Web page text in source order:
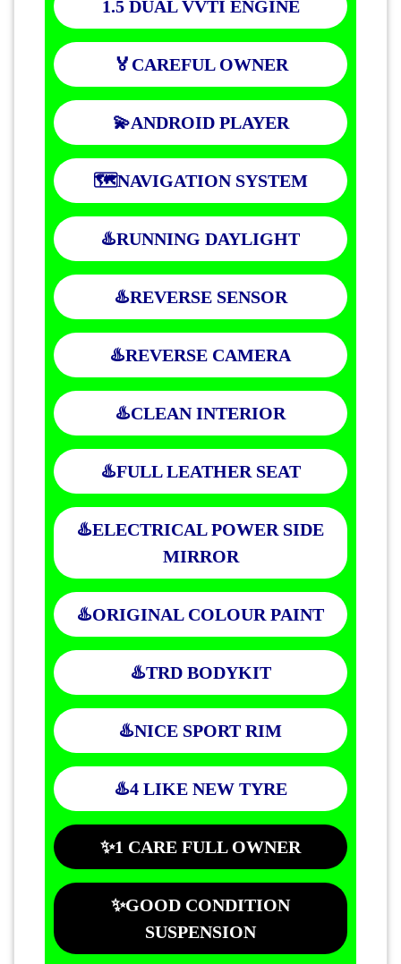
1.5 DUAL VVTI ENGINE
🏅CAREFUL OWNER
💫ANDROID PLAYER
🗺️NAVIGATION SYSTEM
♨️RUNNING DAYLIGHT
♨️REVERSE SENSOR
♨️REVERSE CAMERA
♨️CLEAN INTERIOR
♨️FULL LEATHER SEAT
♨️ELECTRICAL POWER SIDE
MIRROR
♨️ORIGINAL COLOUR PAINT
♨️TRD BODYKIT
♨️NICE SPORT RIM
♨️4 LIKE NEW TYRE
✨1 CARE FULL OWNER
✨GOOD CONDITION
SUSPENSION